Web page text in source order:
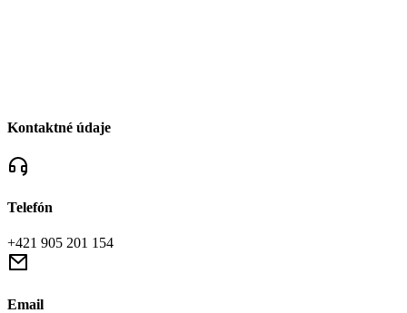
Kontaktné údaje
Telefón
+421 905 201 154
Email